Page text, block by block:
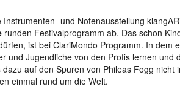
Instrumenten- und Notenausstellung
runden Festivalprogramm ab. Das schon
ist bei ClariMondo Programm. In dem
und Jugendliche von den Profis lernen
auf den Spuren von Phileas Fogg
einmal rund um die Welt.